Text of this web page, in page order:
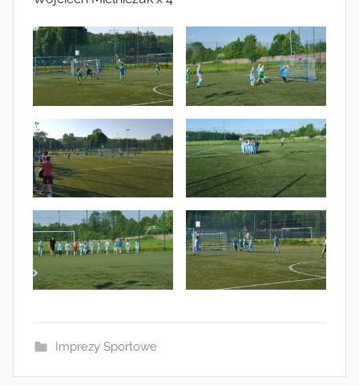
Imprezy Sportowe